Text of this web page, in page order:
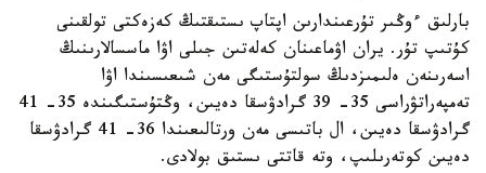
بارلىق ءوڭىر تۇرعىندارىن اپتاپ ىستىقتىڭ كەزەكتى تولقىنى
كۇتىپ تۇر. يران اۋماعىنان كەلەتىن جىلى اۋا ماسسالارىنىڭ
اسەرىنەن ەلىمىزدىڭ سولتۇستىگى مەن شىعىسىندا اۋا
تەمپەراتۋراسى 35- 39 گرادۋسقا دەيىن، وڭتۇستىگىندە 35- 41
گرادۋسقا دەيىن، ال باتىسى مەن ورتالىعىندا 36- 41 گرادۋسقا
دەيىن كوتەرىلىپ، وتە قاتتى ىستىق بولادى.